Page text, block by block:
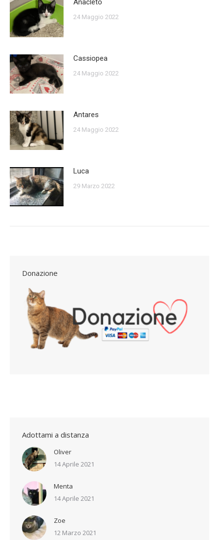
Anacleto
24 Maggio 2022
Cassiopea
24 Maggio 2022
Antares
24 Maggio 2022
Luca
29 Marzo 2022
Donazione
Adottami a distanza
Oliver
14 Aprile 2021
Menta
14 Aprile 2021
Zoe
12 Marzo 2021